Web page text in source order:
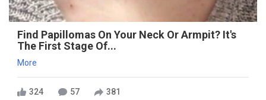
Find Papillomas On Your Neck Or Armpit? It's
The First Stage Of...
More
324 57 381